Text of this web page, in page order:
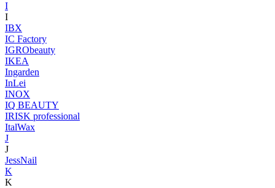
I
I
IBX
IC Factory
IGRObeauty
IKEA
Ingarden
InLei
INOX
IQ BEAUTY
IRISK professional
ItalWax
J
J
JessNail
K
K